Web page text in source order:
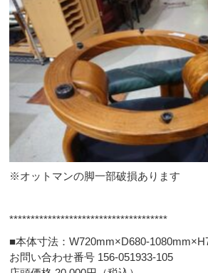
※オットマンの脚一部破損あります
*************************************
■本体寸法：W720mm×D680-
お問い合わせ番号 156-051933-105